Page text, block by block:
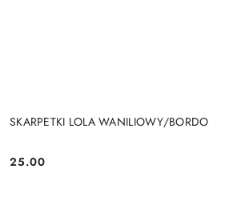
SKARPETKI LOLA WANILIOWY/BORDO
Cena:
25.00